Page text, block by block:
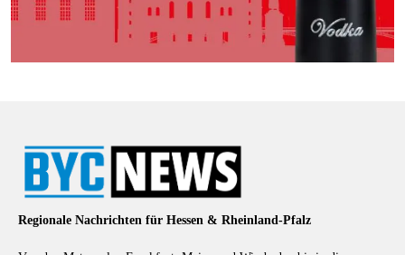
Regionale Nachrichten für Hessen & Rheinland-Pfalz